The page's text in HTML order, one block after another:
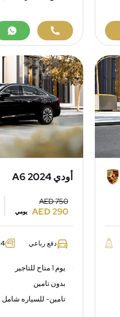
أودي A6 2024
AED 750
AED 290 يومي
دفع رباعي 4 ابواب
يوم 1 متاح للتاجير
بدون تامين
تامين- للسياره شامل